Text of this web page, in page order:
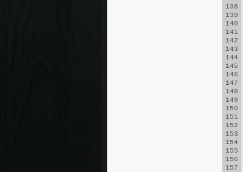
138
139
140
141
142
143
144
145
146
147
148
149
150
151
152
153
154
155
156
157